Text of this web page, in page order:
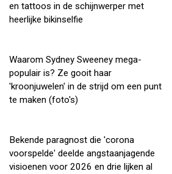
en tattoos in de schijnwerper met
heerlijke bikinselfie
Waarom Sydney Sweeney mega-
populair is? Ze gooit haar
'kroonjuwelen' in de strijd om een punt
te maken (foto's)
Bekende paragnost die 'corona
voorspelde' deelde angstaanjagende
visioenen voor 2026 en drie lijken al